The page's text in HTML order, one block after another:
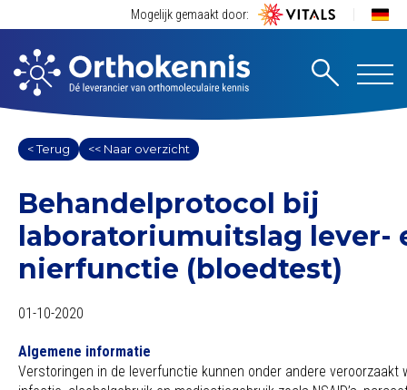
Mogelijk gemaakt door:
< Terug << Naar overzicht
Behandelprotocol bij
laboratoriumuitslag lever-
nierfunctie (bloedtest)
01-10-2020
Algemene informatie
Verstoringen in de leverfunctie kunnen onder andere veroorzaakt